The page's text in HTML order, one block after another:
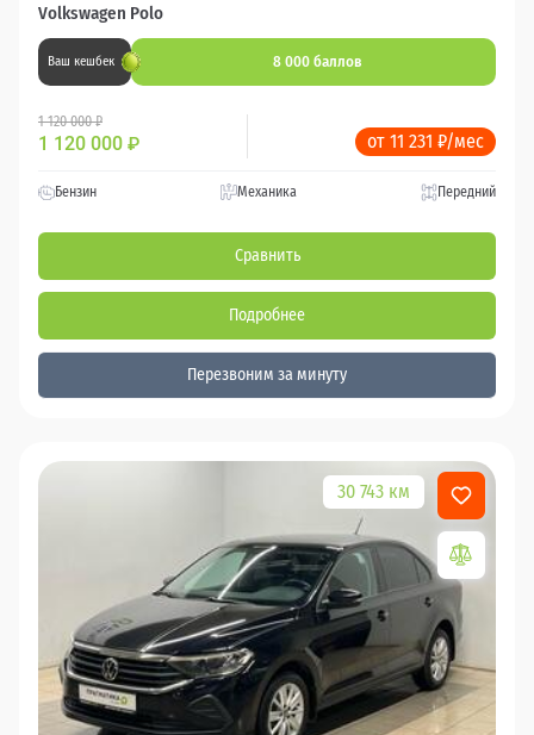
Volkswagen Polo
Ваш кешбек 8 000 баллов
1 120 000 ₽
1 120 000 ₽ от 11 231 ₽/мес
Бензин Механика Передний
Сравнить
Подробнее
Перезвоним за минуту
30 743 км